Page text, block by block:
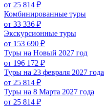
от 25 814 ₽
Комбинированные туры
от 33 336 ₽
Экскурсионные туры
от 153 690 ₽
Туры на Новый 2027 год
от 196 172 ₽
Туры на 23 февраля 2027 года
от 25 814 ₽
Туры на 8 Марта 2027 года
от 25 814 ₽